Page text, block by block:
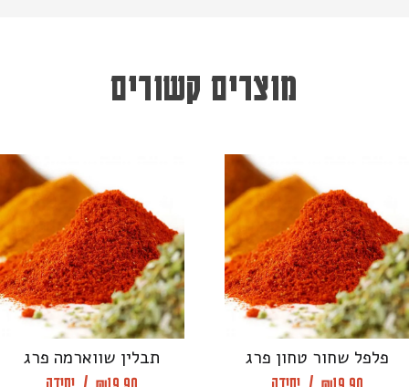
מוצרים קשורים
פלפל שחור טחון פרג תבלין שווארמה פרג